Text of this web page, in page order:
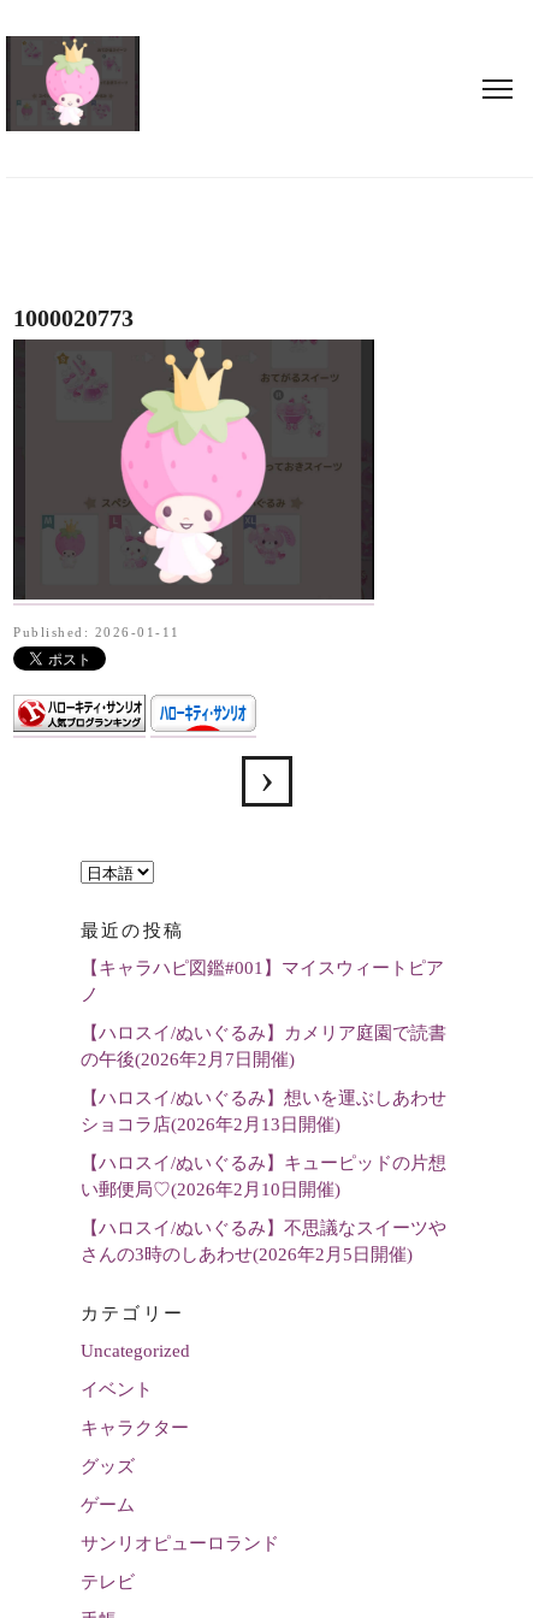
1000020773
Published: 2026-01-11
言
を
選
最近の投稿
【キャラハピ図鑑#001】マイスウィートピア
ノ
【ハロスイ/ぬいぐるみ】カメリア庭園で読書
の午後(2026年2月7日開催)
【ハロスイ/ぬいぐるみ】想いを運ぶしあわせ
ショコラ店(2026年2月13日開催)
【ハロスイ/ぬいぐるみ】キューピッドの片想
い郵便局♡(2026年2月10日開催)
【ハロスイ/ぬいぐるみ】不思議なスイーツや
さんの3時のしあわせ(2026年2月5日開催)
カテゴリー
Uncategorized
イベント
キャラクター
グッズ
ゲーム
サンリオピューロランド
テレビ